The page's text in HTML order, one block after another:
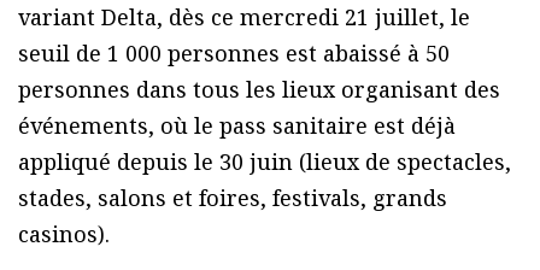
variant Delta, dès ce mercredi 21 juillet, le
seuil de 1 000 personnes est abaissé à 50
personnes dans tous les lieux organisant des
événements, où le pass sanitaire est déjà
appliqué depuis le 30 juin (lieux de spectacles,
stades, salons et foires, festivals, grands
casinos).